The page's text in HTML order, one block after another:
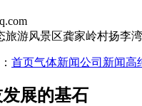
游风景区龚家岭村扬李
首页气体新闻公司新闻高
展的基石